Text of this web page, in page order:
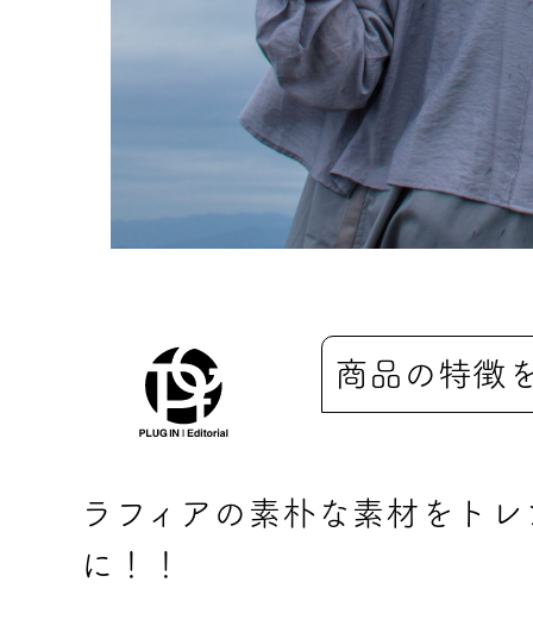
商品の特徴
ラフィアの素朴な素材をト
に！！